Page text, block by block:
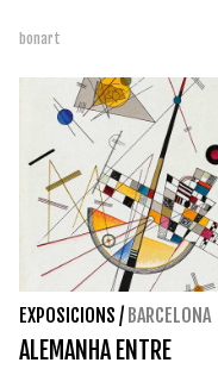
bonart
EXPOSICIONS / BARCELONA
ALEMANHA ENTRE